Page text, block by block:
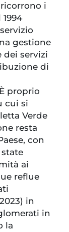
ricorrono i
gestione
dei servizi
di
proprio
cui si
Verde
resta
con
ai
reflue
in
in
la